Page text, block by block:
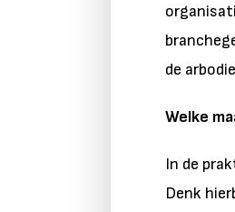
de
Welke
In de
Denk